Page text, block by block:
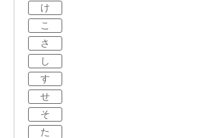
け
こ
さ
し
す
せ
そ
た